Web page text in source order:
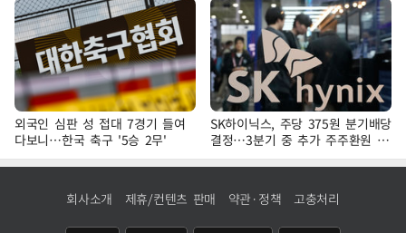
외국인 심판 성 접대 7경기 들여
다보니…한국 축구 '5승 2무'
SK하이닉스, 주당 375원 분기배당
결정…3분기 중 추가 주주환원 발
표
회사소개 제휴/컨텐츠 판매 약관·정책 고충처리